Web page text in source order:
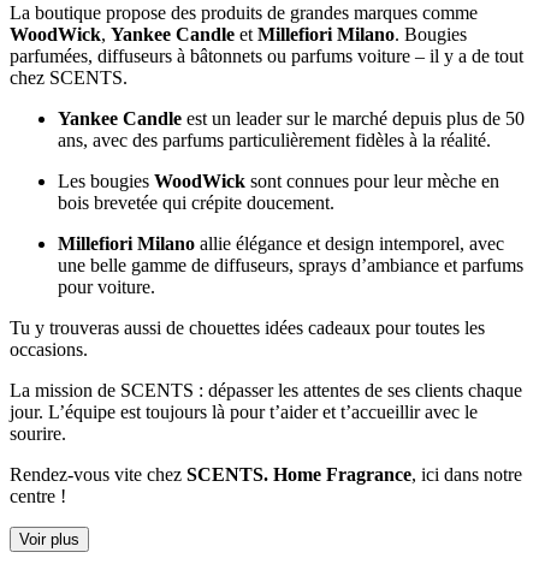
La boutique propose des produits de grandes marques comme
WoodWick, Yankee Candle et Millefiori Milano. Bougies
parfumées, diffuseurs à bâtonnets ou parfums voiture – il y a de tout
chez SCENTS.
Yankee Candle est un leader sur le marché depuis plus de 50
ans, avec des parfums particulièrement fidèles à la réalité.
Les bougies WoodWick sont connues pour leur mèche en
bois brevetée qui crépite doucement.
Millefiori Milano allie élégance et design intemporel, avec
une belle gamme de diffuseurs, sprays d’ambiance et parfums
pour voiture.
Tu y trouveras aussi de chouettes idées cadeaux pour toutes les
occasions.
La mission de SCENTS : dépasser les attentes de ses clients chaque
jour. L’équipe est toujours là pour t’aider et t’accueillir avec le
sourire.
Rendez-vous vite chez SCENTS. Home Fragrance, ici dans notre
centre !
Voir plus